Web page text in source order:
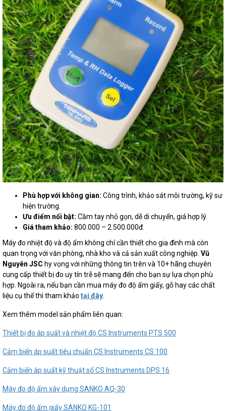
Phù hợp với không gian: Công trình, khảo sát môi trường, kỹ sư
hiện trường.
Ưu điểm nổi bật: Cầm tay nhỏ gọn, dễ di chuyển, giá hợp lý.
Giá tham khảo: 800.000 – 2.500.000đ.
Máy đo nhiệt độ và độ ẩm không chỉ cần thiết cho gia đình mà còn
quan trọng với văn phòng, nhà kho và cả sản xuất công nghiệp. Vũ
Nguyên JSC hy vọng với những thông tin trên và 10+ hãng chuyên
cung cấp thiết bị đo uy tín trễ sẽ mang đến cho bạn sự lựa chọn phù
hợp. Ngoài ra, nếu bạn cần mua máy đo độ ẩm giấy, gỗ hay các chất
liệu cụ thể thì tham khảo tại đây
Xem thêm model sản phẩm liên quan:
Thiết bị đo áp suất và nhiệt độ CS Instruments PTS 500
Cảm biến áp suất tiêu chuẩn CS Instruments CS 100
Cảm biến áp suất kỹ thuật số CS Instruments DPS 16
Máy đo độ ẩm xây dựng SANKO AQ-30
Máy đo độ ẩm giấy SANKO KG-101